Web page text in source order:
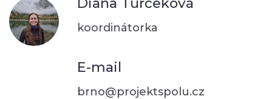
koordinátorka
E-mail
brno@projektspolu.cz